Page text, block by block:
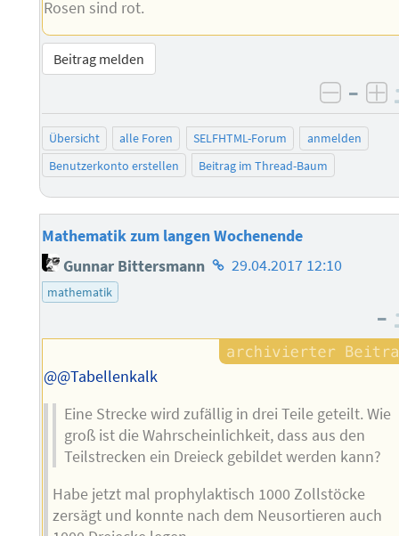
Rosen sind rot.
Beitrag melden
–
Übersicht alle Foren SELFHTML-Forum
anmelden
Benutzerkonto erstellen
Beitrag im Thread-Baum
Mathematik zum langen Wochenende
Gunnar Bittersmann Homepage
29.04.2017 12:10
mathematik
–
@@Tabellenkalk
Eine Strecke wird zufällig in drei Teile geteilt. Wie
groß ist die Wahrscheinlichkeit, dass aus den
Teilstrecken ein Dreieck gebildet werden kann?
Habe jetzt mal prophylaktisch 1000 Zollstöcke
zersägt und konnte nach dem Neusortieren auch